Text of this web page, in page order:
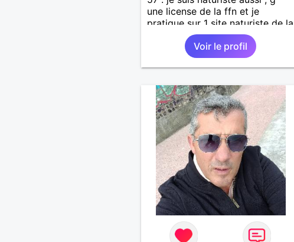
une license de la ffn et je
pratique sur 1 site naturiste de la
région . j'ai 62ans je vis seul ,
jeune retraité depuis le 01/07/25
avec mon chat Kitou que j'ai
adopté en 04/2023 , je
amitié et compagnie , partager
des moments de détente , de
loisirs et d'intimités dans le
respect mutuel sur ma région du
57/54.
Voir le profil